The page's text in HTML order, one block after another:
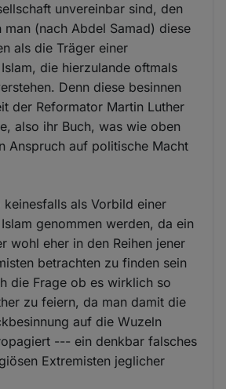
unvereinbar sind, den
man (nach Abdel Samad) diese
als die Träger einer
die hierzulande oftmals
Denn diese besinnen
der Reformator Martin Luther
also ihr Buch, was wie oben
Anspruch auf politische Macht
keinesfalls als Vorbild einer
genommen werden, da ein
wohl eher in den Reihen jener
betrachten zu finden sein
die Frage ob es wirklich so
zu feiern, da man damit die
auf die Wuzeln
--- ein denkbar falsches
Extremisten jeglicher